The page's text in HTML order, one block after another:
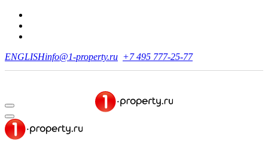
ENGLISHinfo@1-property.ru +7 495 777-25-77